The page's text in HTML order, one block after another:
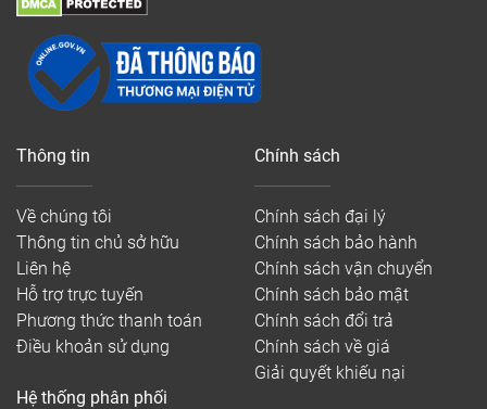
gạch, thảm trải sàn…. Sử dụng công nghệ hiện đại,
thông minh tạo ra các lớp vân họa tiết, kiểu dáng
không khác gì so với sản phẩm ban đầu. Chúng tôi
còn tạo thêm những họa tiết trên sản phẩm sao cho
ra sàn nhựa vinyl dạng cuộn còn mang lại sự thoải
mái khi đi lại dưới chân vì nó có cấu trúc nhựa dẻo
đàn hồi mà các sàn khác không có được.
Cuộn nhựa trải sàn
có khả năng chống nước, nấm
mốc và vết bẩn. Chất lỏng ở trên bề mặt có thể dễ
dàng bị xóa sạch, vì vậy sự cố tràn nước, ngập nước
không phải là vấn đề cần lo lắng đối với sàn nhựa
cuộn cao cấp. Và trong khi chúng ta đang vật lộn
với vấn đề làm sạch, thì nó dễ dàng đến mức, bạn
Thông tin
Về chúng tôi
Thông tin chủ sở hữu
Liên hệ
Hỗ trợ trực tuyến
Phương thức thanh toán
Điều khoản sử dụng
Chính sách
Chính sách đại lý
Chính sách bảo hành
Chính sách vận chuyển
Chính sách bảo mật
Chính sách đổi trả
Chính sách về giá
Giải quyết khiếu nại
Hệ thống phân phối